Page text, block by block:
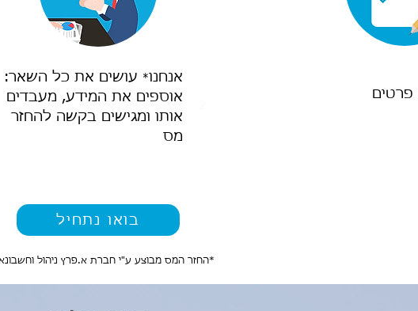
אנחנו* עושים את כל השאר:
אוספים את המידע, מעבדים
אותו ומגישים בקשה להחזר
מס
בואו נתחיל
*החזר המס מבוצע ע"י חברת א.פרץ ניהול
פרטים